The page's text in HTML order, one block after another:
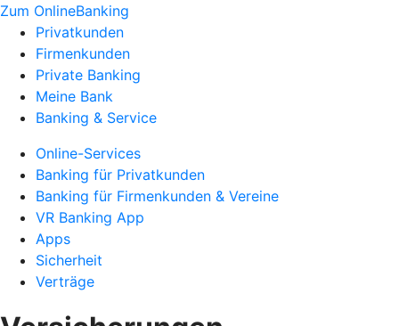
Zum OnlineBanking
Privatkunden
Firmenkunden
Private Banking
Meine Bank
Banking & Service
Online-Services
Banking für Privatkunden
Banking für Firmenkunden & Vereine
VR Banking App
Apps
Sicherheit
Verträge